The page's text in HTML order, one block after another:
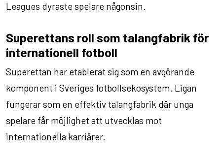
Leagues dyraste spelare någonsin.
Superettans roll som talangfabrik för
internationell fotboll
Superettan har etablerat sig som en avgörande
komponent i Sveriges fotbollsekosystem. Ligan
fungerar som en effektiv talangfabrik där unga
spelare får möjlighet att utvecklas mot
internationella karriärer.